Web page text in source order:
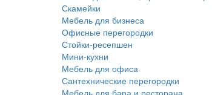
Скамейки
Мебель для бизнеса
Офисные перегородки
Стойки-ресепшен
Мини-кухни
Мебель для офиса
Сантехнические перегородки
Мебель для бара и ресторана